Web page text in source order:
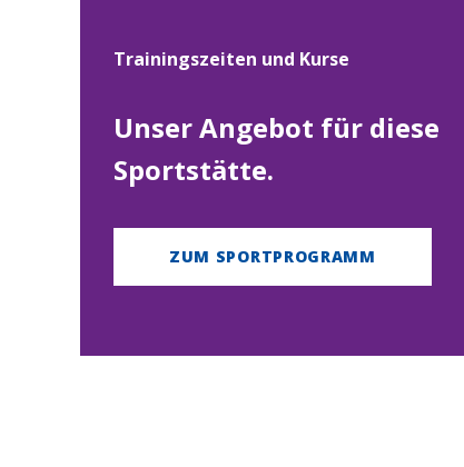
Trainingszeiten und Kurse
Unser Angebot für diese
Sportstätte.
ZUM SPORTPROGRAMM